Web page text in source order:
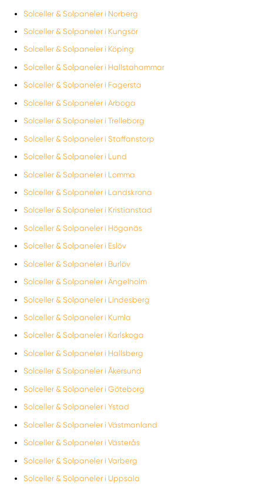
Solceller & Solpaneler i Norberg
Solceller & Solpaneler i Kungsör
Solceller & Solpaneler i Köping
Solceller & Solpaneler i Hallstahammar
Solceller & Solpaneler i Fagersta
Solceller & Solpaneler i Arboga
Solceller & Solpaneler i Trelleborg
Solceller & Solpaneler i Staffanstorp
Solceller & Solpaneler i Lund
Solceller & Solpaneler i Lomma
Solceller & Solpaneler i Landskrona
Solceller & Solpaneler i Kristianstad
Solceller & Solpaneler i Höganäs
Solceller & Solpaneler i Eslöv
Solceller & Solpaneler i Burlöv
Solceller & Solpaneler i Ängelholm
Solceller & Solpaneler i Lindesberg
Solceller & Solpaneler i Kumla
Solceller & Solpaneler i Karlskoga
Solceller & Solpaneler i Hallsberg
Solceller & Solpaneler i Åkersund
Solceller & Solpaneler i Göteborg
Solceller & Solpaneler i Ystad
Solceller & Solpaneler i Västmanland
Solceller & Solpaneler i Västerås
Solceller & Solpaneler i Varberg
Solceller & Solpaneler i Uppsala